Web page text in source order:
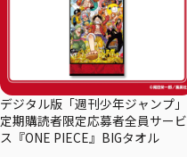
デジタル版「週刊少年ジャンプ」
定期購読者限定応募者全員サービ
ス『ONE PIECE』BIGタオル